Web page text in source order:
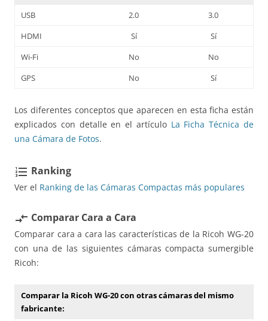
USB
2.0
3.0
HDMI
Sí
Sí
Wi-Fi
No
No
GPS
No Sí
Los diferentes conceptos que aparecen en esta ficha están
explicados con detalle en el artículo La Ficha Técnica de
una Cámara de Fotos.
format_list_numbered Ranking
Ver el Ranking de las Cámaras Compactas más populares
compare_arrows Comparar Cara a Cara
Comparar cara a cara las características de la Ricoh WG-20
con una de las siguientes cámaras compacta sumergible
Ricoh:
Comparar la Ricoh WG-20 con otras cámaras del mismo
fabricante: